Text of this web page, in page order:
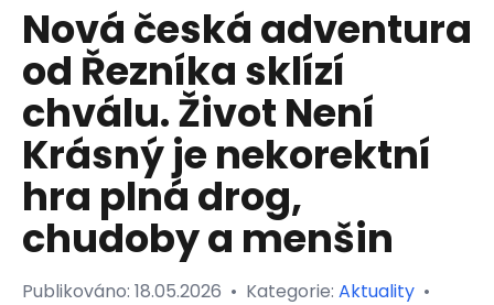
Nová česká adventura
od Řezníka sklízí
chválu. Život Není
Krásný je nekorektní
hra plná drog,
chudoby a menšin
Publikováno: 18.05.2026 • Kategorie: Aktuality •